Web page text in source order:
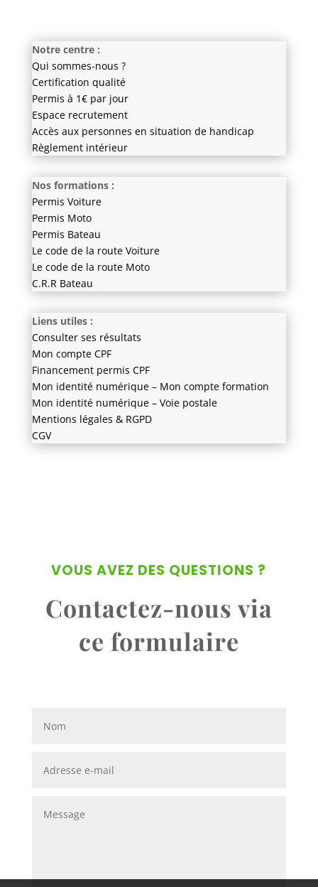
Notre centre :
Qui sommes-nous ?
Certification qualité
Permis à 1€ par jour
Espace recrutement
Accès aux personnes en situation de handicap
Règlement intérieur
Nos formations :
Permis Voiture
Permis Moto
Permis Bateau
Le code de la route Voiture
Le code de la route Moto
C.R.R Bateau
Liens utiles :
Consulter ses résultats
Mon compte CPF
Financement permis CPF
Mon identité numérique – Mon compte formation
Mon identité numérique – Voie postale
Mentions légales & RGPD
CGV
VOUS AVEZ DES QUESTIONS ?
Contactez-nous via
ce formulaire